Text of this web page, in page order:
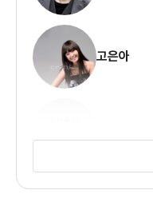
고은아